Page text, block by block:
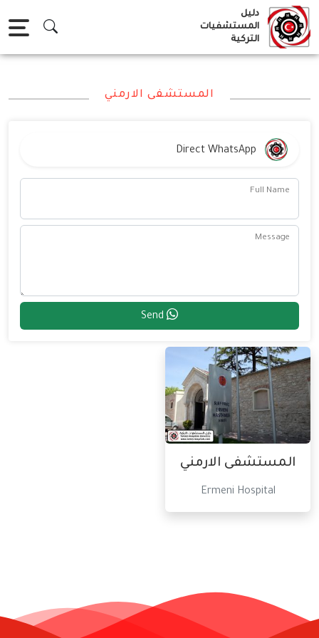
Skip
content
دليل
المستشفيات
التركية
المستشفى الارمني
Full Name
Message
المستشفى الارمني
Ermeni Hospital